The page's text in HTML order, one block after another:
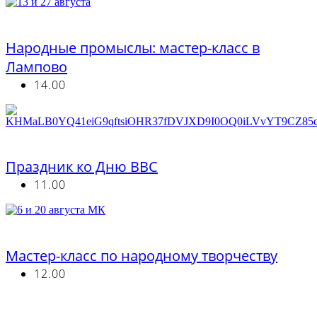
Народные промыслы: мастер-класс в
Лампово
14.00
Праздник ко Дню ВВС
11.00
Мастер-класс по народному творчеству
12.00